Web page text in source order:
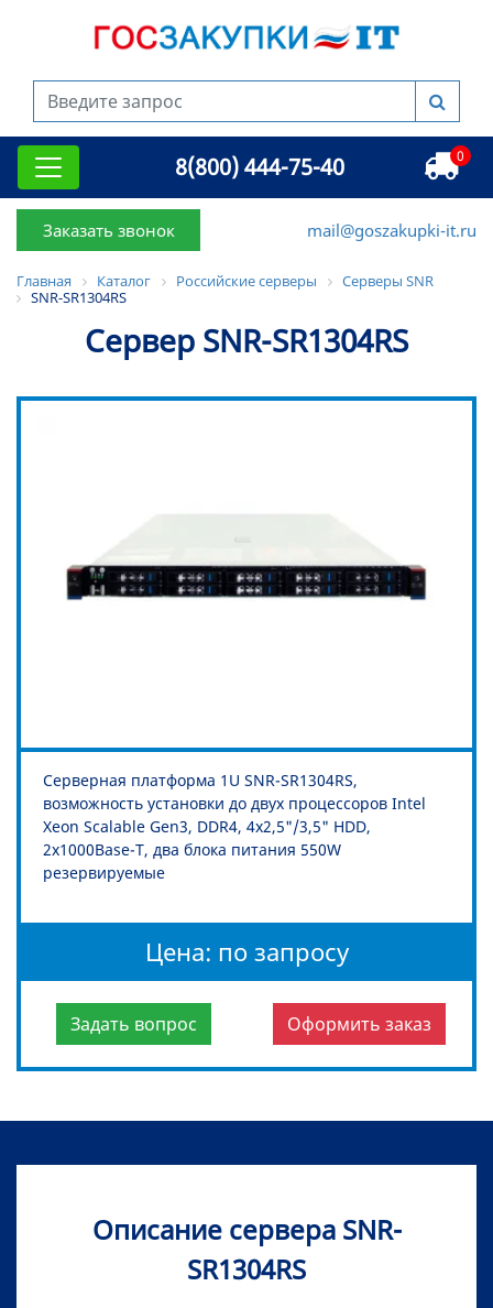
8(800) 444-75-40 0
Заказать звонок mail@goszakupki-it.ru
Главная Каталог Российские серверы
Серверы SNR
SNR-SR1304RS
Сервер SNR-SR1304RS
Серверная платформа 1U SNR-SR1304RS,
возможность установки до двух процессоров Intel
Xeon Scalable Gen3, DDR4, 4x2,5"/3,5" HDD,
2x1000Base-T, два блока питания 550W
резервируемые
Цена: по запросу
Задать вопрос Оформить заказ
Описание сервера SNR-
SR1304RS